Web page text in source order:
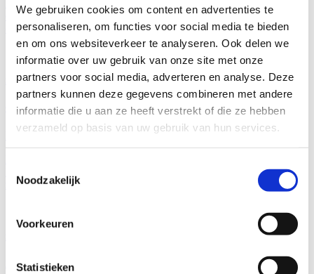
We gebruiken cookies om content en advertenties te
personaliseren, om functies voor social media te bieden
en om ons websiteverkeer te analyseren. Ook delen we
informatie over uw gebruik van onze site met onze
partners voor social media, adverteren en analyse. Deze
partners kunnen deze gegevens combineren met andere
informatie die u aan ze heeft verstrekt of die ze hebben
verzameld op basis van uw gebruik van hun services.
Noodzakelijk
Voorkeuren
Statistieken
In een steeds competitievere commerciële omgeving, waar
differentiatie essentieel is geworden, is het cruciaal voor bedrijven
om zich te...
27 June, 2024
Octrooilandschap – Een volledig beeld van octrooien
Publicaties OctrooienEric Bilhère Eugénie Bard
Iedereen kent de landschappen van Monet, Pissarro of Renoir met
zonsopgangen,...
Het belang van de bestrijding van namaak in de online wereld: